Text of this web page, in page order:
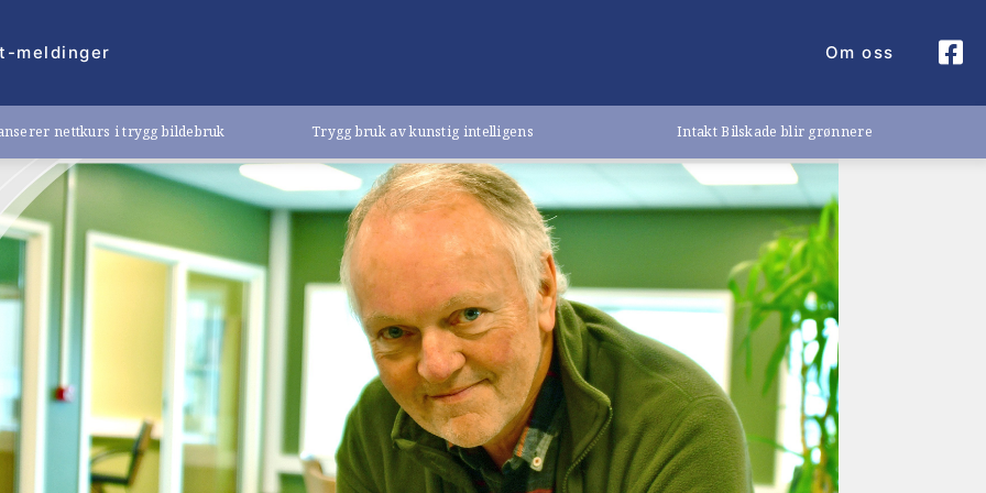
meldinger Om oss
nettkurs i trygg bildebruk Trygg bruk av kunstig intelligens Intakt Bilskade blir grønnere